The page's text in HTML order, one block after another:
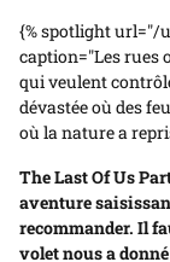
{% spotlight url="/
caption="Les rues
qui veulent
dévastée où des
où la nature a
The Last Of Us
aventure
recommander. Il
volet nous a